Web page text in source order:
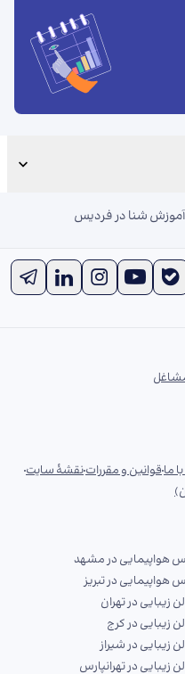
آموزش شنا در فردیس
ماقوانین و مقرراتنقشهٔ سایت
هواپیمایی در مشهد
هواپیمایی در تبریز
زیبایی در تهران
زیبایی در کرج
زیبایی در شیراز
زیبایی در تهرانپارس